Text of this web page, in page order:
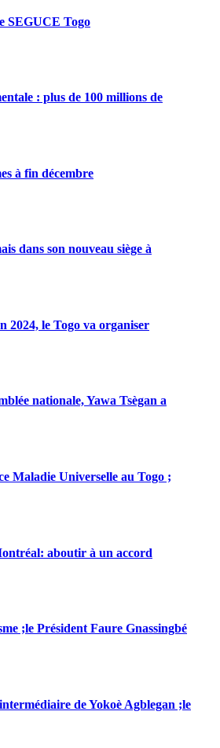
SEGUCE Togo
: plus de 100 millions de
à fin décembre
dans son nouveau siège à
2024, le Togo va organiser
nationale, Yawa Tsègan a
Maladie Universelle au Togo ;
aboutir à un accord
;le Président Faure Gnassingbé
de Yokoè Agblegan ;le